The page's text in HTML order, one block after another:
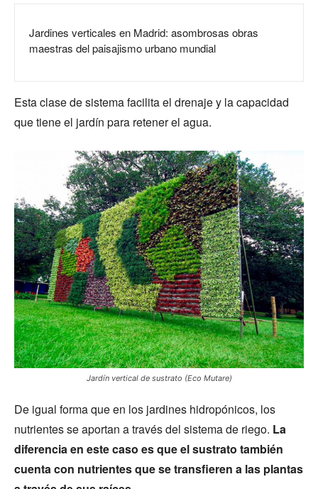
Jardines verticales en Madrid: asombrosas obras
maestras del paisajismo urbano mundial
Esta clase de sistema facilita el drenaje y la capacidad
que tiene el jardín para retener el agua.
Jardín vertical de sustrato (Eco Mutare)
De igual forma que en los jardines hidropónicos, los
nutrientes se aportan a través del sistema de riego. La
diferencia en este caso es que el sustrato también
cuenta con nutrientes que se transfieren a las plantas